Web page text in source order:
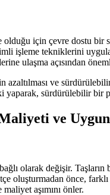
için çevre dostu bir
işleme tekniklerini
ulaşma açısından
azaltılması ve
sürdürülebilir bir
ve
olarak değişir.
oluşturmadan önce,
aşımını önler.